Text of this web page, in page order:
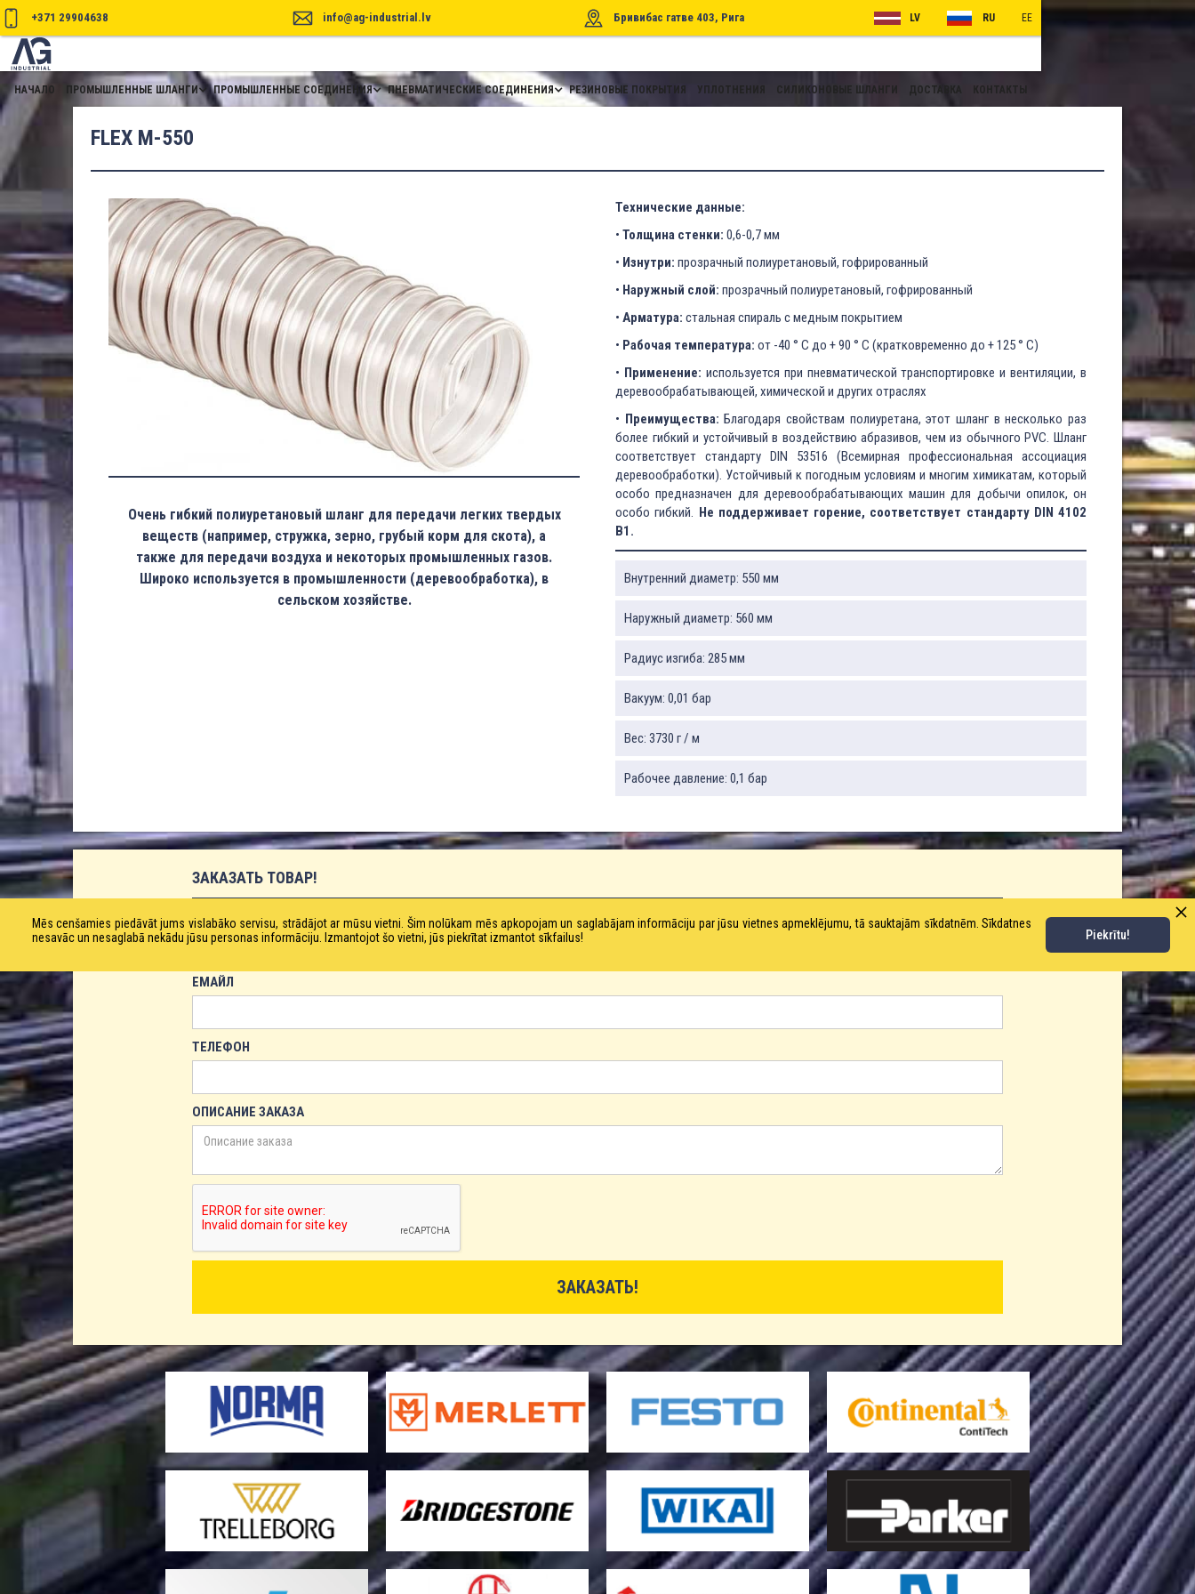
+371 29904638 info@ag-industrial.lv Бривибас гатве 403, Рига LV RU EE
НАЧАЛО ПРОМЫШЛЕННЫЕ ШЛАНГИ ПРОМЫШЛЕННЫЕ СОЕДИНЕНИЯ ПНЕВМАТИЧЕСКИЕ СОЕДИНЕНИЯ РЕЗИНОВЫЕ ПОКРЫТИЯ УПЛОТНЕНИЯ СИЛИКОНОВЫЕ ШЛАНГИ ДОСТАВКА КОНТАКТЫ
FLEX M-550
Очень гибкий полиуретановый шланг для передачи легких твердых
веществ (например, стружка, зерно, грубый корм для скота), а
также для передачи воздуха и некоторых промышленных газов.
Широко используется в промышленности (деревообработка), в
сельском хозяйстве.
Технические данные:
• Толщина стенки: 0,6-0,7 мм
• Изнутри: прозрачный полиуретановый, гофрированный
• Наружный слой: прозрачный полиуретановый, гофрированный
• Арматура: стальная спираль с медным покрытием
• Рабочая температура: от -40 ° C до + 90 ° C (кратковременно до + 125 ° C)
• Применение: используется при пневматической транспортировке и вентиляции, в
деревообрабатывающей, химической и других отраслях
• Преимущества: Благодаря свойствам полиуретана, этот шланг в несколько раз
более гибкий и устойчивый в воздействию абразивов, чем из обычного PVC. Шланг
соответствует стандарту DIN 53516 (Всемирная профессиональная ассоциация
деревообработки). Устойчивый к погодным условиям и многим химикатам, который
особо предназначен для деревообрабатывающих машин для добычи опилок, он
особо гибкий. Не поддерживает горение, соответствует стандарту DIN 4102
B1.
Внутренний диаметр: 550 мм
Наружный диаметр: 560 мм
Радиус изгиба: 285 мм
Вакуум: 0,01 бар
Вес: 3730 г / м
Рабочее давление: 0,1 бар
ЗАКАЗАТЬ ТОВАР!
ИМЯ
ЕМАЙЛ
ТЕЛЕФОН
ОПИСАНИЕ ЗАКАЗА
Mēs cenšamies piedāvāt jums vislabāko servisu, strādājot ar mūsu vietni. Šim nolūkam mēs apkopojam un saglabājam informāciju par jūsu vietnes apmeklējumu, tā sauktajām sīkdatnēm. Sīkdatnes
nesavāc un nesaglabā nekādu jūsu personas informāciju. Izmantojot šo vietni, jūs piekrītat izmantot sīkfailus!
Piekrītu!